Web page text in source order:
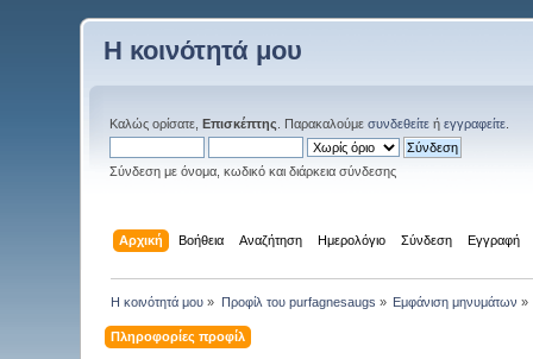
Η κοινότητά μου
Καλώς ορίσατε,Επισκέπτης . Παρακαλούμεσυνδεθείτε ήεγγραφείτε
Σύνδεση με όνομα, κωδικό και διάρκεια σύνδεσης
Αρχική Βοήθεια Αναζήτηση Ημερολόγιο Σύνδεση Εγγραφή
Η κοινότητά μου » Προφίλ του purfagnesaugs » Εμφάνιση μηνυμάτων »
Πληροφορίες προφίλ